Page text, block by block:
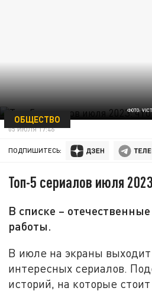
ФОТО:
ОБЩЕСТВО
05 ИЮЛЯ 17:46
ПОДПИШИТЕСЬ:
Топ-5 сериалов июля
В списке –
работы.
В июле на экраны
интересных сериалов.
историй, на которые